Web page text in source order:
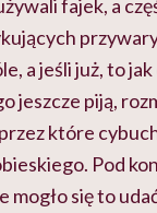
fajek, a
a jeśli już, to
jeszcze piją,
które
Pod
się to